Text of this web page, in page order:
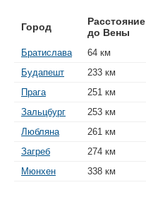
Город
Расстояние
до Вены
Братислава 64 км
Будапешт
233 км
Прага
251 км
Зальцбург
253 км
Любляна
261 км
Загреб
274 км
Мюнхен
338 км